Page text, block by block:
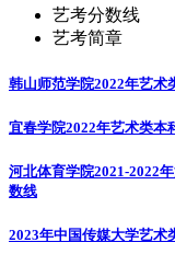
艺考分数线
艺考简章
韩山师范学院2022年艺术
宜春学院2022年艺术类本
河北体育学院2021-2022
数线
2023年中国传媒大学艺术